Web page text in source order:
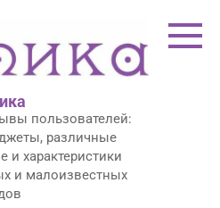
пользователей:
различные
и характеристики
и малоизвестных